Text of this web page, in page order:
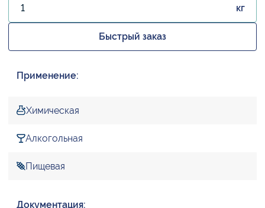
кг
Быстрый заказ
Применение:
Химическая
Алкогольная
Пищевая
Документация: